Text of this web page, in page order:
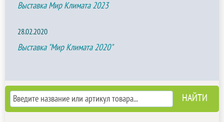
Выставка Мир Климата 2023
28.02.2020
Выставка "Мир Климата 2020"